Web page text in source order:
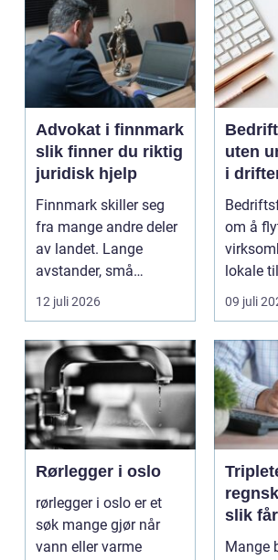
Advokat i finnmark
slik finner du riktig
juridisk hjelp
Finnmark skiller seg
fra mange andre deler
av landet. Lange
avstander, små
lokalsamfunn, sterk
tilkn...
12 juli 2026
uten
i
om å
lokale
minst
09 juli
Rørlegger i oslo
rørlegger i oslo er et
søk mange gjør når
vann eller varme
slik
mer ut
Mange